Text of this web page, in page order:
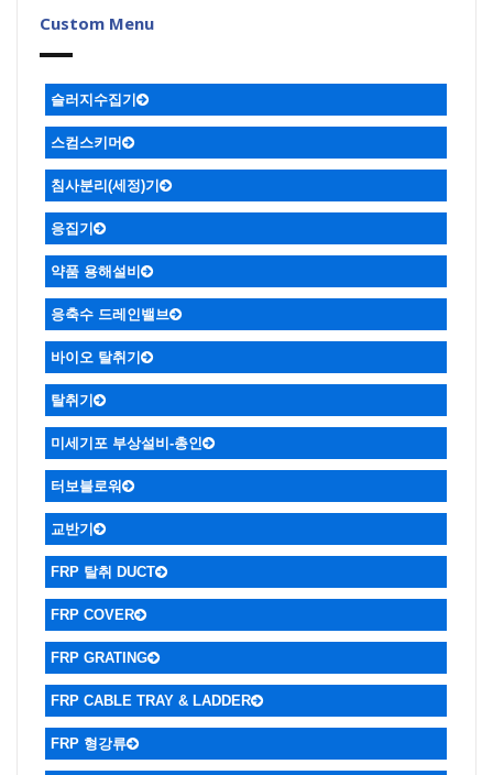
Custom Menu
슬러지수집기
ㆍ복열 볼베어링 장착한 비금속체인
플라이트 슬러지 수집기
ㆍ비금속 체인컨베어식
ㆍ원형슬러지
ㆍ싸이폰식
ㆍ미다식
ㆍ수중대차식
스컴스키머
ㆍ디퍼 스컴스키머
ㆍ파이프 스컴스키머
ㆍ헬리컬 스컴스키머
ㆍ가압부상식
침사분리(세정)기
응집기
약품 용해설비
응축수 드레인밸브
바이오 탈취기
탈취기
미세기포 부상설비-총인
터보블로워
교반기
FRP 탈취 DUCT
FRP COVER
FRP GRATING
ㆍGRATING & STRUCTURAL
ㆍ적용사례
FRP CABLE TRAY & LADDER
FRP 형강류